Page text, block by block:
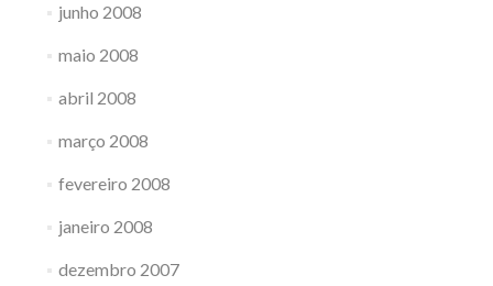
junho 2008
maio 2008
abril 2008
março 2008
fevereiro 2008
janeiro 2008
dezembro 2007